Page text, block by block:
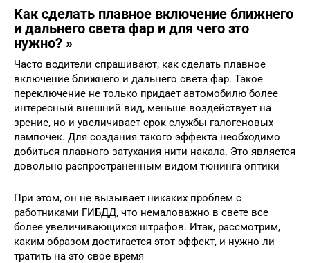
Как сделать плавное включение ближнего
и дальнего света фар и для чего это
нужно? »
Часто водители спрашивают, как сделать плавное
включение ближнего и дальнего света фар. Такое
переключение не только придает автомобилю более
интересный внешний вид, меньше воздействует на
зрение, но и увеличивает срок службы галогеновых
лампочек. Для создания такого эффекта необходимо
добиться плавного затухания нити накала. Это является
довольно распространенным видом тюнинга оптики
При этом, он не вызывает никаких проблем с
работниками ГИБДД, что немаловажно в свете все
более увеличивающихся штрафов. Итак, рассмотрим,
каким образом достигается этот эффект, и нужно ли
тратить на это свое время